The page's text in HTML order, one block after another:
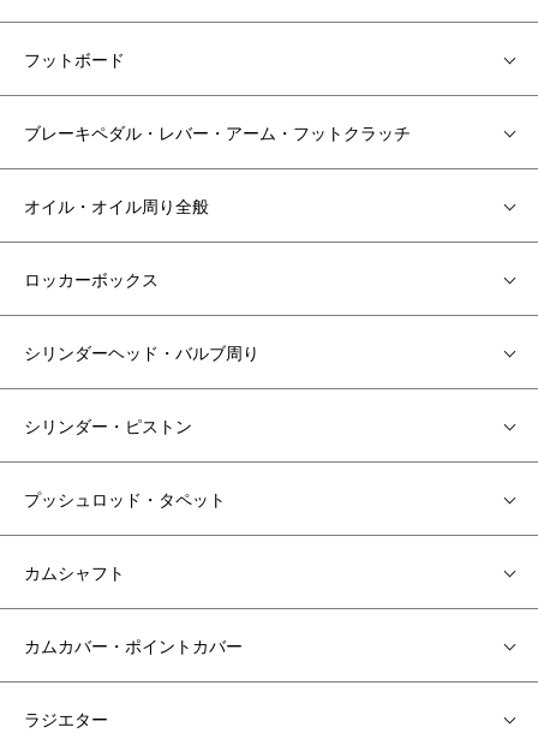
フットボード
ブレーキペダル・レバー・アーム・フットクラッチ
オイル・オイル周り全般
ロッカーボックス
シリンダーヘッド・バルブ周り
シリンダー・ピストン
プッシュロッド・タペット
カムシャフト
カムカバー・ポイントカバー
ラジエター